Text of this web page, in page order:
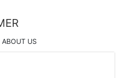
ABOUT US